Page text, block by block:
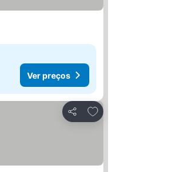
Ver preços
Partilhar
Adicionar aos favoritos